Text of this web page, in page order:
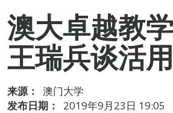
澳大卓越教
王瑞兵谈活
来源：
澳门大学
发布日期：
2019年9月23日 19:05